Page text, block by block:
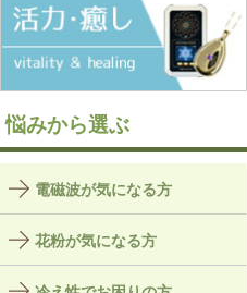
悩みから選ぶ
電磁波が気になる方
花粉が気になる方